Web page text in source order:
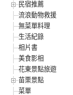
民宿推薦
流浪動物救援
無菜單料理
生活紀錄
相片書
美食影相
花東景點旅遊
苗栗景點
菜單